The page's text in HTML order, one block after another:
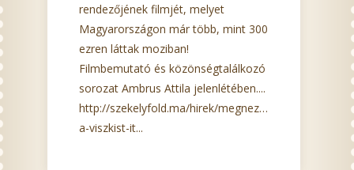
rendezőjének filmjét, melyet
Magyarországon már több, mint 300
ezren láttak moziban!
Filmbemutató és közönségtalálkozó
sorozat Ambrus Attila jelenlétében....
http://szekelyfold.ma/hirek/megnezne-
a-viszkist-it...